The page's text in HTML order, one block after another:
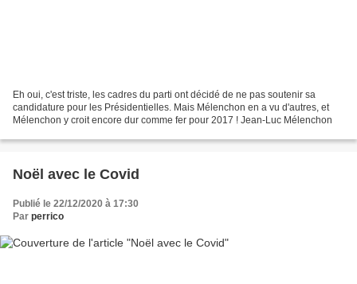
Eh oui, c'est triste, les cadres du parti ont décidé de ne pas soutenir sa
candidature pour les Présidentielles. Mais Mélenchon en a vu d'autres, et
Mélenchon y croit encore dur comme fer pour 2017 ! Jean-Luc Mélenchon
Noël avec le Covid
Publié le 22/12/2020 à 17:30
Par perrico